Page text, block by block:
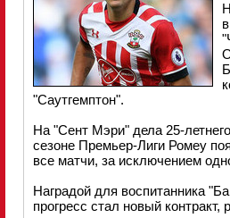
"Саутгемптон".
На "Сент Мэри" дела 25-
сезоне Премьер-Лиги Ромеу
все матчи, за исключением
Наградой для воспитанника
прогресс стал новый